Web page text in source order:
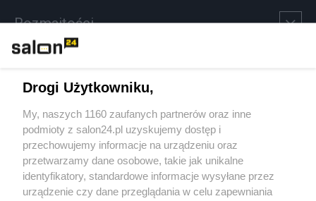
Rozmaitości
Sport
Społeczeństwo
Kultura
Drogi Użytkowniku,
My, naszych 1160 zaufanych partnerów oraz inne
podmioty z salon24.pl uzyskujemy dostęp i
przechowujemy informacje na urządzeniu oraz
przetwarzamy dane osobowe, takie jak unikalne
identyfikatory, standardowe informacje wysyłane przez
urządzenie czy dane przeglądania w celu zapewniania